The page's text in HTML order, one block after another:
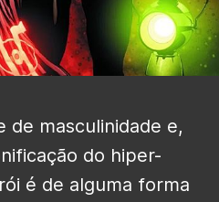
de masculinidade e,
do hiper-
é de alguma forma